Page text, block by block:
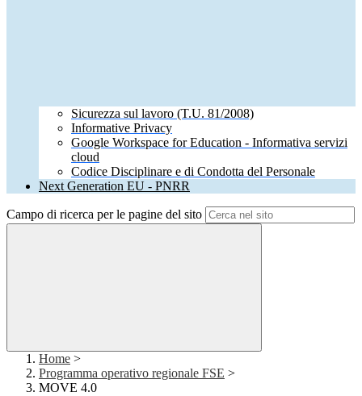
Sicurezza sul lavoro (T.U. 81/2008)
Informative Privacy
Google Workspace for Education - Informativa servizi
cloud
Codice Disciplinare e di Condotta del Personale
Next Generation EU - PNRR
Campo di ricerca per le pagine del sito
Home >
Programma operativo regionale FSE >
MOVE 4.0